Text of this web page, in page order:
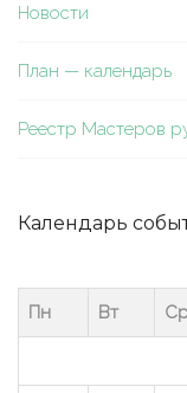
Новости
План — календарь
Реестр Мастеров
Календарь
Пн
Вт